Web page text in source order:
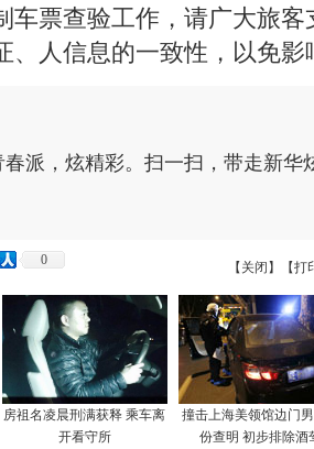
车票查验工作，请广大旅
、人信息的一致性，以免影
春派，炫精彩。扫一扫，带走新华
0 【关闭】 【打
房祖名凌晨刑满获释 乘车离
开看守所
撞击上海美领馆边门
份查明 初步排除酒